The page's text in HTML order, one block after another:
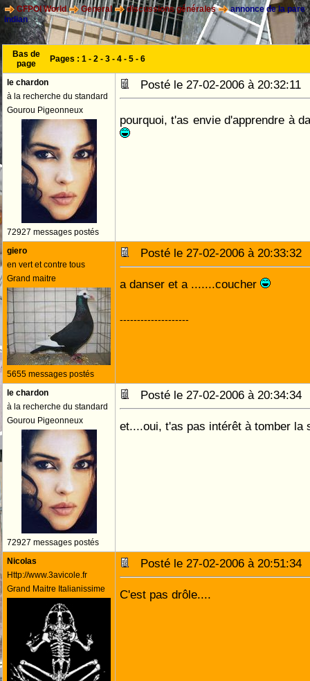
CFPOI World General discussions générales
annonce de la pare
indian
Bas de
page
Pages : 1 - 2 - 3 - 4 - 5 - 6
le chardon
à la recherche du standard
Gourou Pigeonneux
72927 messages postés
Posté le 27-02-2006 à
pourquoi, t'as envie d'apprendre à
giero
en vert et contre tous
Grand maitre
5655 messages postés
Posté le 27-02-2006 à
a danser et a .......coucher
--------------------
le chardon
à la recherche du standard
Gourou Pigeonneux
72927 messages postés
Posté le 27-02-2006 à
et....oui, t'as pas intérêt à tomber la
Nicolas
Http://www.3avicole.fr
Grand Maitre Italianissime
Posté le 27-02-2006 à
C'est pas drôle....